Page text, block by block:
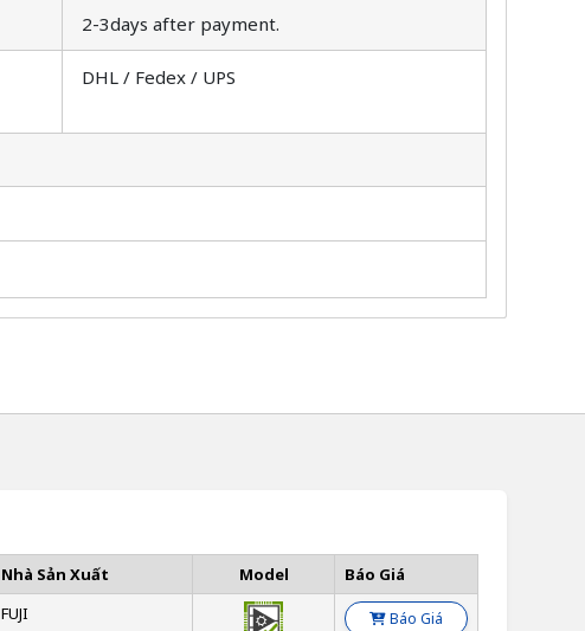
2-3days after payment.
DHL / Fedex / UPS
Nhà Sản Xuất Model Báo Giá
FUJI Báo Giá